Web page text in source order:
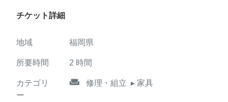
チケット詳細
地域 福岡県
所要時間 2 時間
カテゴリ
ー
weekend 修理・組立 ▸ 家具